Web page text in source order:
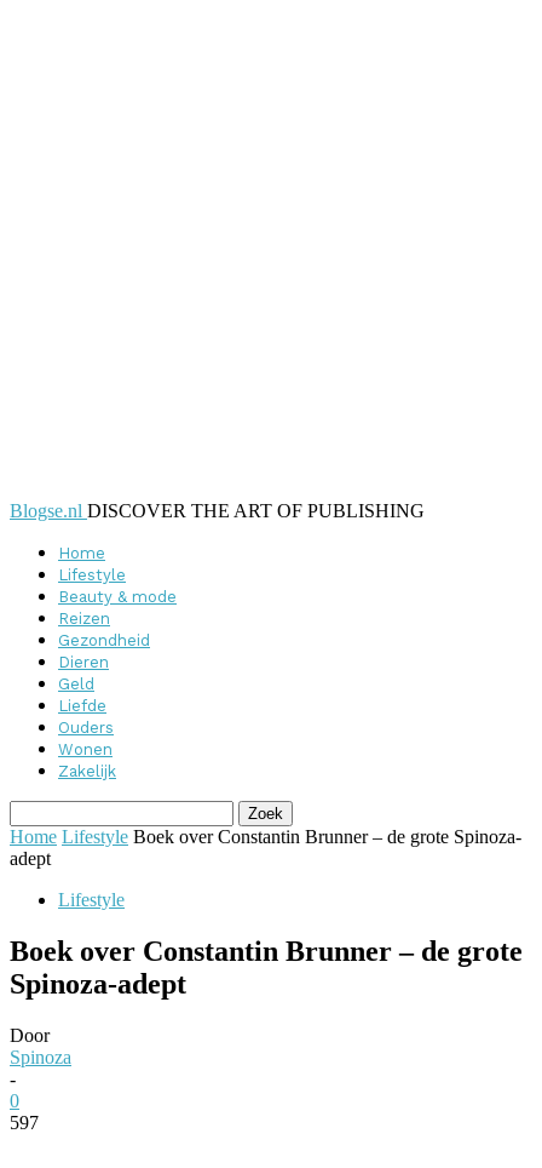
Blogse.nl DISCOVER THE ART OF PUBLISHING
Home
Lifestyle
Beauty & mode
Reizen
Gezondheid
Dieren
Geld
Liefde
Ouders
Wonen
Zakelijk
Home Lifestyle Boek over Constantin Brunner – de grote Spinoza-
adept
Lifestyle
Boek over Constantin Brunner – de grote
Spinoza-adept
Door
Spinoza
-
0
597